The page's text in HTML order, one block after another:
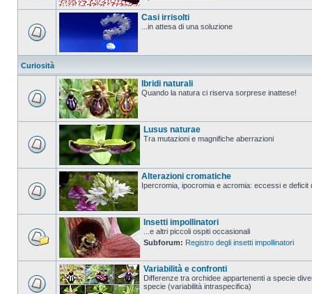
Casi irrisolti
...in attesa di una soluzione
Curiosità
Ibridi naturali
Quando la natura ci riserva sorprese inattese!
Lusus naturae
Tra mutazioni e magnifiche aberrazioni
Alterazioni cromatiche
Ipercromia, ipocromia e acromia: eccessi e deficit
Insetti impollinatori
...e altri piccoli ospiti occasionali
Subforum: Registro degli insetti impollinatori
Variabilità e confronti
Differenze tra orchidee appartenenti a specie
specie (variabilità intraspecifica)